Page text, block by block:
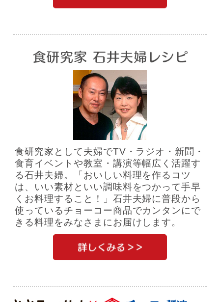
食研究家として夫婦でTV・ラジオ・新聞・
食育イベントや教室・講演等幅広く活躍す
る石井夫婦。「おいしい料理を作るコツ
は、いい素材といい調味料をつかって手早
くお料理すること！」石井夫婦に普段から
使っているチョーコー商品でカンタンにで
きる料理をみなさまにお届けします。